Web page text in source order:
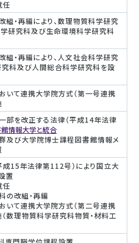
任
組・再編により、数理物質科学研究
学研究科及び生命環境科学研究科
組・再編により、人文社会科学研究
究科及び人間総合科学研究科を設
いて連携大学院方式（第一号連携
部を改正する法律（平成14年法律
情報大学と統合
及び大学院博士課程図書館情報メ
成15年法律第112号）により国立大
置
任
の改組・再編
いて連携大学院方式（第二号連携
数理物質科学研究科物質・材料工